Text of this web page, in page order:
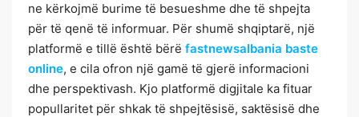
ne kërkojmë burime të besueshme dhe të shpejta
për të qenë të informuar. Për shumë shqiptarë, një
platformë e tillë është bërë fastnewsalbania baste
online, e cila ofron një gamë të gjerë informacioni
dhe perspektivash. Kjo platformë digjitale ka fituar
popullaritet për shkak të shpejtësisë, saktësisë dhe